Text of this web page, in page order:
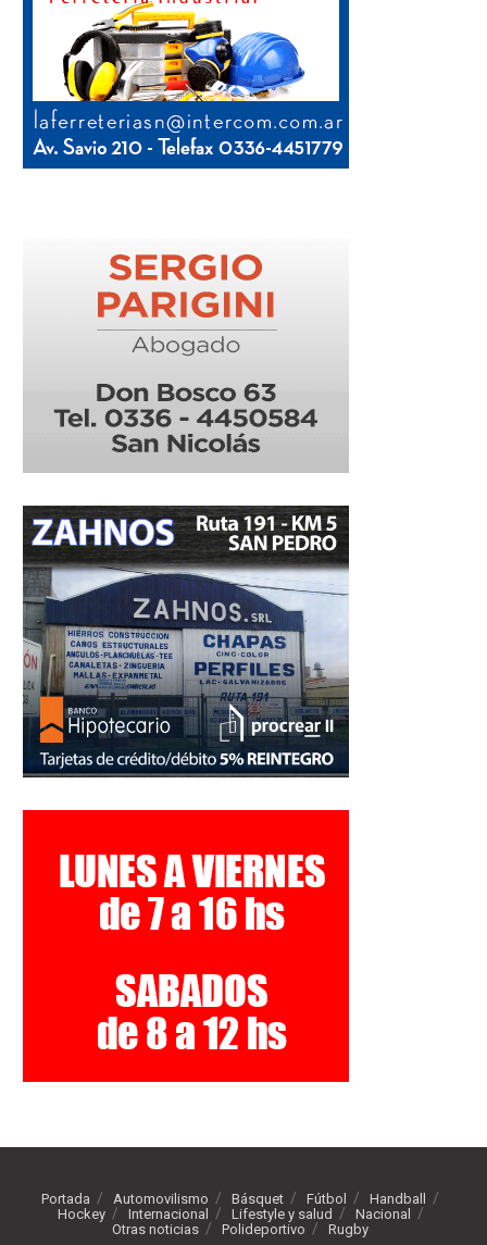
Portada Automovilismo Básquet Fútbol
Handball
Hockey
Internacional Lifestyle y salud
Nacional
Otras noticias
Polideportivo Rugby